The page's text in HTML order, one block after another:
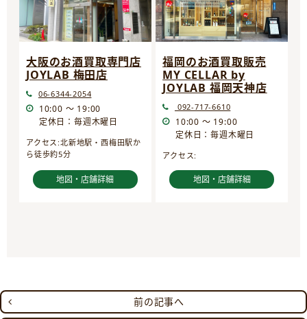
大阪のお酒買取専門店
JOYLAB 梅田店
06-6344-2054
10:00 ～ 19:00
定休日：毎週木曜日
アクセス:北新地駅・西梅田駅か
ら徒歩約5分
地図・店舗詳細
福岡のお酒買取販売
MY CELLAR by
JOYLAB 福岡天神店
092-717-6610
10:00 ～ 19:00
定休日：毎週木曜日
アクセス:
地図・店舗詳細
前の記事へ